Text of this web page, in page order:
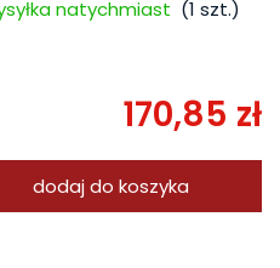
natychmiast (1 szt.)
170,85 zł
dodaj do koszyka